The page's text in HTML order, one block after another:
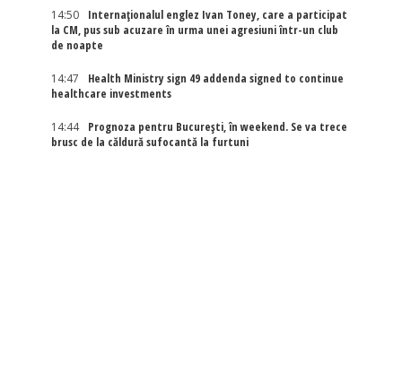
14:50
Internaţionalul englez Ivan Toney, care a participat
la CM, pus sub acuzare în urma unei agresiuni într-un club
de noapte
14:47
Health Ministry sign 49 addenda signed to continue
healthcare investments
14:44
Prognoza pentru București, în weekend. Se va trece
brusc de la căldură sufocantă la furtuni